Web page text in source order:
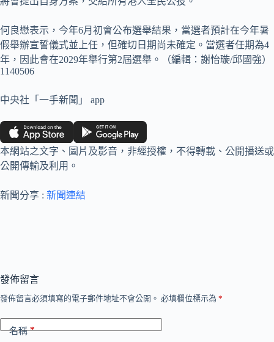
何良懋表示，今年6月初會公布選舉結果，當選者預計在今年暑
假舉辦宣誓儀式並上任，但確切日期尚未確定。當選者任期為4
年，因此會在2029年舉行第2屆選舉。（編輯：謝怡璇/邱國強）
1140506
中央社「一手新聞」 app
本網站之文字、圖片及影音，非經授權，不得轉載、公開播送或
公開傳輸及利用。
新聞分享 : 新聞連結
發佈留言
發佈留言必須填寫的電子郵件地址不會公開。 必填欄位標示為 *
名稱*